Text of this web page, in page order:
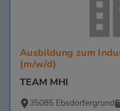
Ausbildung zum
(m/w/d)
TEAM MHI
35085 Ebsdorfergrund